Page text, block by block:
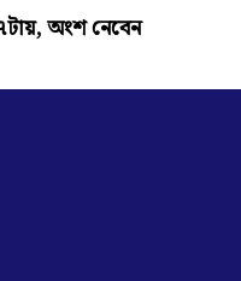
অংশ নেবেন